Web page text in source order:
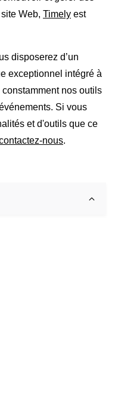
Web, Timely est
disposerez d’un
exceptionnel intégré à
nos outils
Si vous
et d'outils que ce
nous.